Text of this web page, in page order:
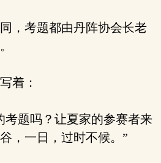
，考题都由丹阵协会长老
着：
题吗？让夏家的参赛者来
，一日，过时不候。”